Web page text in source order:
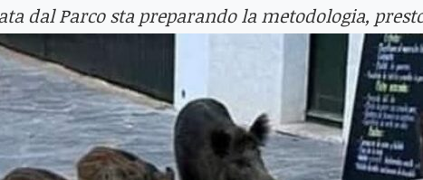
dal Parco sta preparando la metodologia,